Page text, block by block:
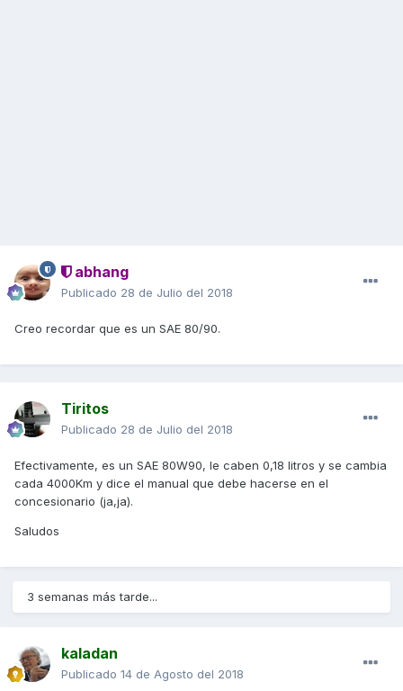
abhang
Publicado 28 de Julio del 2018
Creo recordar que es un SAE 80/90.
Tiritos
Publicado 28 de Julio del 2018
Efectivamente, es un SAE 80W90, le caben 0,18 litros y se cambia
cada 4000Km y dice el manual que debe hacerse en el
concesionario (ja,ja).
Saludos
3 semanas más tarde...
kaladan
Publicado 14 de Agosto del 2018